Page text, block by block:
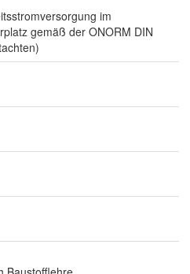
im
gemäß der ONORM DIN